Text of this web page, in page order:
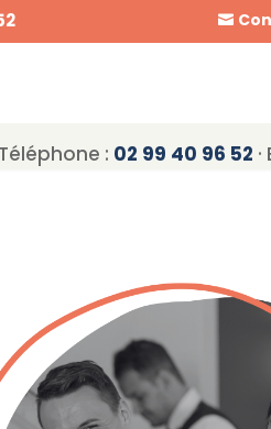
: 02 99 40 96 52